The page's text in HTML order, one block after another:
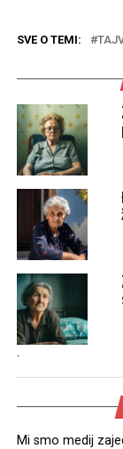
SVE O TEMI:
.
Mi smo medij